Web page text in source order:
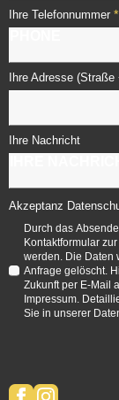
Ihre Telefonnummer *
Ihre Adresse (Straße
Ihre Nachricht
Akzeptanz
Durch das
Kontaktformular
werden. Die Daten
Anfrage gelöscht.
Zukunft per E-Mail
Impressum.
Sie in unserer